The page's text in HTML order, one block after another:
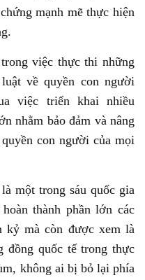
mạnh mẽ thực hiện
việc thực thi những
về quyền con người
việc triển khai nhiều
nhằm bảo đảm và nâng
con người của mọi
một trong sáu quốc gia
thành phần lớn các
kỷ mà còn được xem là
đồng quốc tế trong thực
không ai bị bỏ lại phía